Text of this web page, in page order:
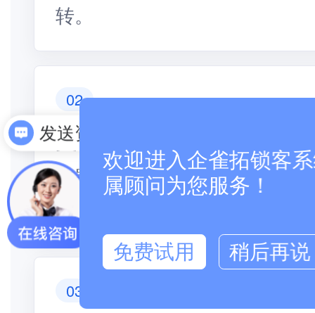
转。
02
文书归档
签署完成后自动归档，方便后
务承接。
03
发送资料
欢迎进入企雀拓锁客
属顾问为您服务！
免费试用 稍后再说